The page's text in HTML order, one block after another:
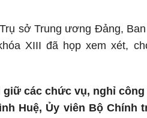
sở Trung ương Đảng,
XIII đã họp xem xét,
giữ các chức vụ, nghỉ
Huệ, Ủy viên Bộ Chính